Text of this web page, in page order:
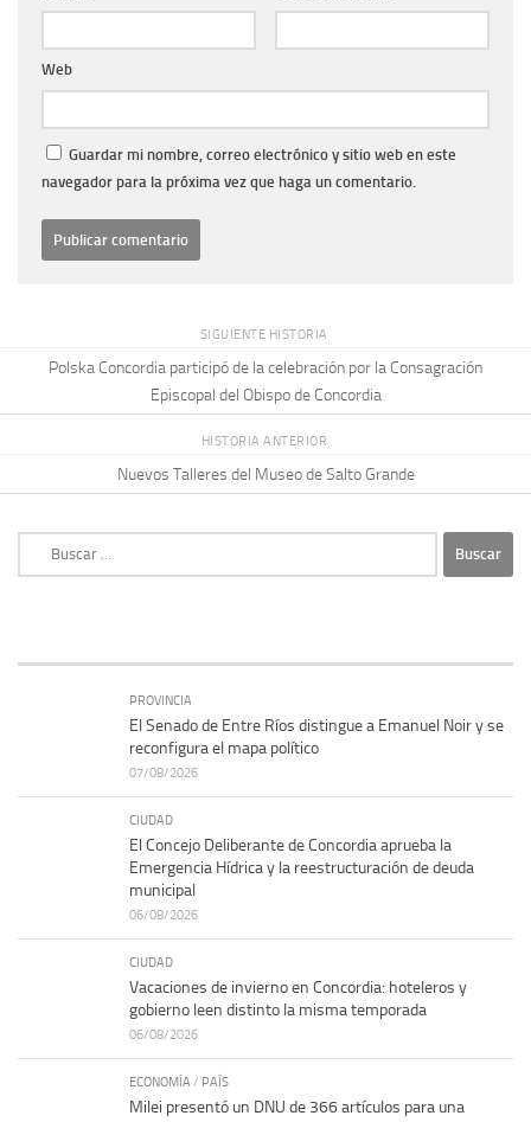
Web
Guardar mi nombre, correo electrónico y sitio web en este
navegador para la próxima vez que haga un comentario.
SIGUIENTE HISTORIA
Polska Concordia participó de la celebración por la Consagración
Episcopal del Obispo de Concordia
HISTORIA ANTERIOR
Nuevos Talleres del Museo de Salto Grande
PROVINCIA
El Senado de Entre Ríos distingue a Emanuel Noir y se
reconfigura el mapa político
07/08/2026
CIUDAD
El Concejo Deliberante de Concordia aprueba la
Emergencia Hídrica y la reestructuración de deuda
municipal
06/08/2026
CIUDAD
Vacaciones de invierno en Concordia: hoteleros y
gobierno leen distinto la misma temporada
06/08/2026
ECONOMÍA / PAÍS
Milei presentó un DNU de 366 artículos para una